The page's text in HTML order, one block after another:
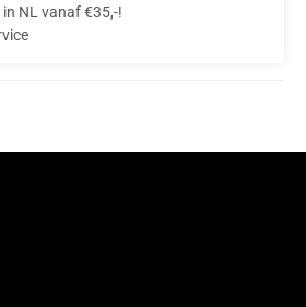
NL vanaf €35,-!